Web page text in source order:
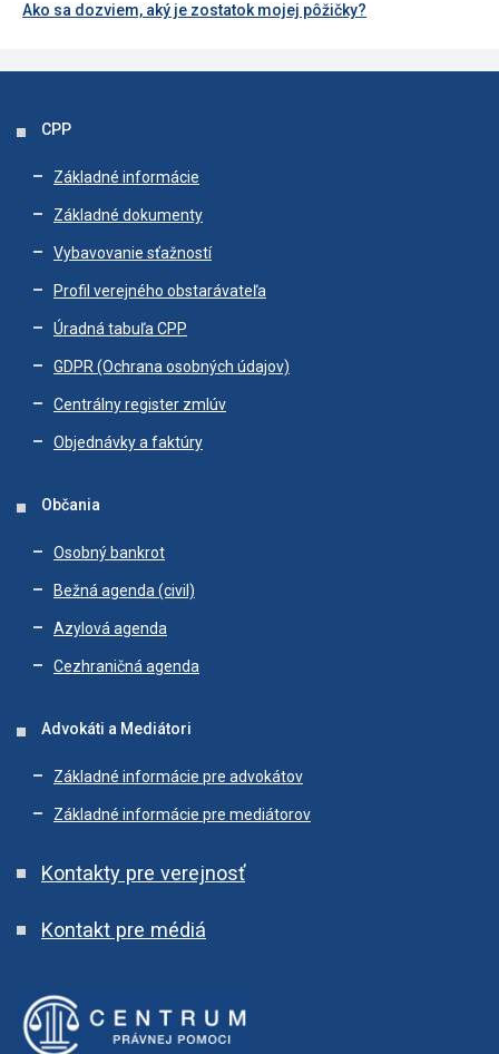
Ako sa dozviem, aký je zostatok mojej pôžičky?
CPP
Základné informácie
Základné dokumenty
Vybavovanie sťažností
Profil verejného obstarávateľa
Úradná tabuľa CPP
GDPR (Ochrana osobných údajov)
Centrálny register zmlúv
Objednávky a faktúry
Občania
Osobný bankrot
Bežná agenda (civil)
Azylová agenda
Cezhraničná agenda
Advokáti a Mediátori
Základné informácie pre advokátov
Základné informácie pre mediátorov
Kontakty pre verejnosť
Kontakt pre médiá